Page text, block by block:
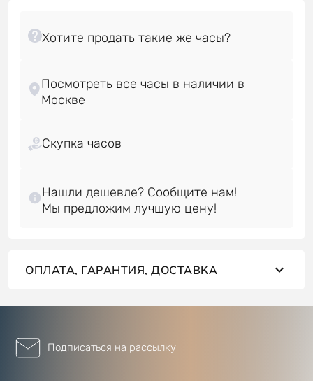
Посмотреть все часы в наличии в
Скупка часов
Нашли дешевле? Сообщите нам!
ОПЛАТА, ГАРАНТИЯ, ДОСТАВКА
Подписаться на рассылку